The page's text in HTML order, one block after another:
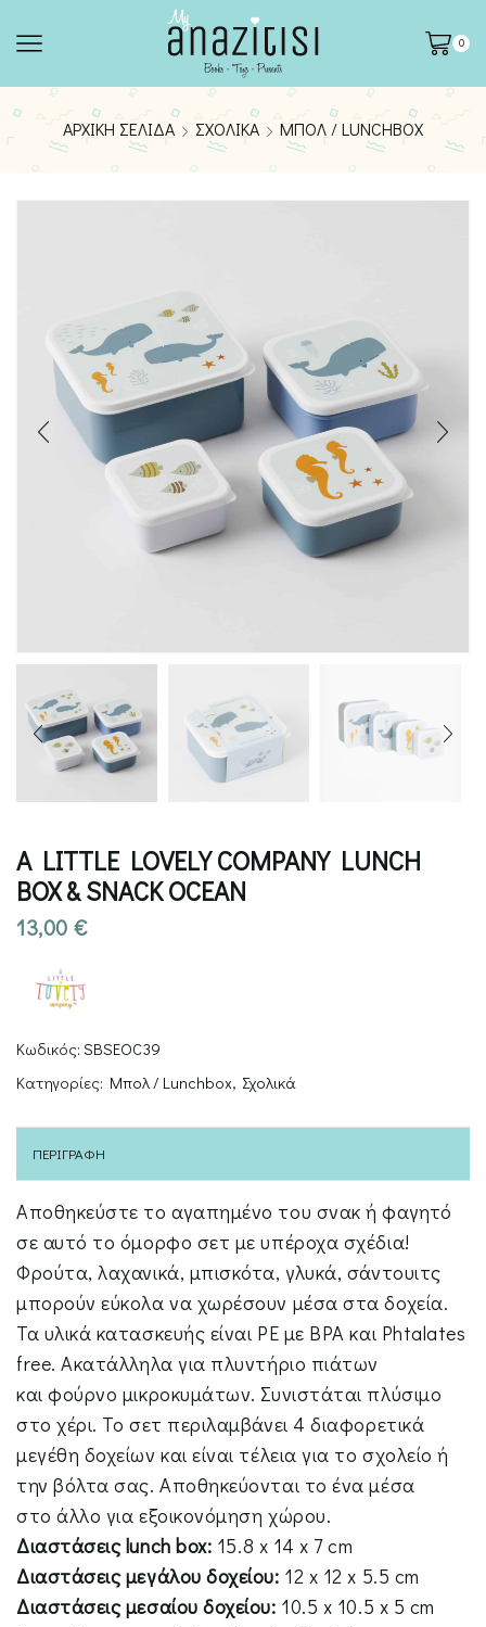
0
ΑΡΧΙΚΉ ΣΕΛΊΔΑ ΣΧΟΛΙΚΆ ΜΠΟΛ / LUNCHBOX
A LITTLE LOVELY COMPANY LUNCH
BOX & SNACK OCEAN
13,00 €
Κωδικός: SBSEOC39
Κατηγορίες: Μπολ / Lunchbox, Σχολικά
ΠΕΡΙΓΡΑΦΉ
Αποθηκεύστε το αγαπημένο του σνακ ή φαγητό
σε αυτό το όμορφο σετ με υπέροχα σχέδια!
Φρούτα, λαχανικά, μπισκότα, γλυκά, σάντουιτς
μπορούν εύκολα να χωρέσουν μέσα στα δοχεία.
Τα υλικά κατασκευής είναι PE με BPA και Phtalates
free. Aκατάλληλα για πλυντήριο πιάτων
και φούρνο μικροκυμάτων. Συνιστάται πλύσιμο
στο χέρι. Το σετ περιλαμβάνει 4 διαφορετικά
μεγέθη δοχείων και είναι τέλεια για το σχολείο ή
την βόλτα σας. Αποθηκεύονται το ένα μέσα
στο άλλο για εξοικονόμηση χώρου.
Διαστάσεις lunch box: 15.8 x 14 x 7 cm
Διαστάσεις μεγάλου δοχείου: 12 x 12 x 5.5 cm
Διαστάσεις μεσαίου δοχείου: 10.5 x 10.5 x 5 cm